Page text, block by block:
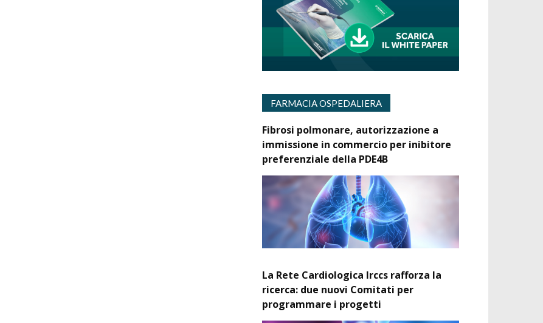
FARMACIA OSPEDALIERA
Fibrosi polmonare, autorizzazione a
immissione in commercio per inibitore
preferenziale della PDE4B
La Rete Cardiologica Irccs rafforza la
ricerca: due nuovi Comitati per
programmare i progetti